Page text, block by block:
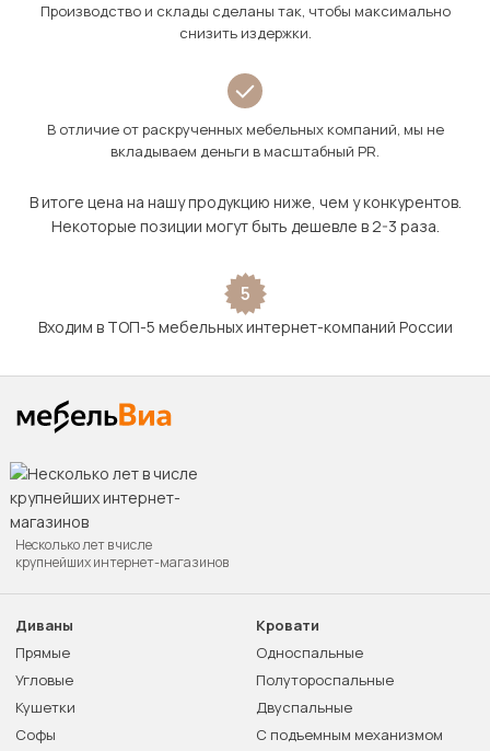
Производство и склады сделаны так, чтобы максимально
снизить издержки.
В отличие от раскрученных мебельных компаний, мы не
вкладываем деньги в масштабный PR.
В итоге цена на нашу продукцию ниже, чем у конкурентов.
Некоторые позиции могут быть дешевле в 2-3 раза.
5
Входим в ТОП-5 мебельных интернет-компаний России
Несколько лет в числе
крупнейших интернет-магазинов
Диваны
Прямые
Угловые
Кушетки
Софы
Кровати
Односпальные
Полутороспальные
Двуспальные
С подъемным механизмом